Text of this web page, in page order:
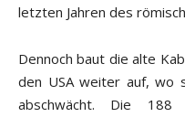
letzten Jahren des
Dennoch baut die alte
den USA weiter auf, wo
abschwächt. Die 188